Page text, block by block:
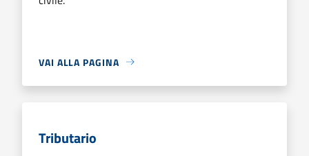
VAI ALLA PAGINA
Tributario